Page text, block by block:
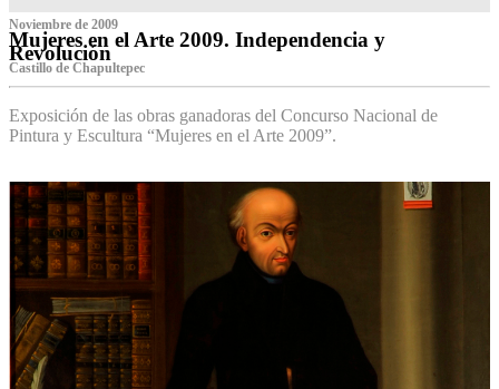
Noviembre de 2009
Mujeres en el Arte 2009. Independencia y
Revolución
Castillo de Chapultepec
Exposición de las obras ganadoras del Concurso Nacional de
Pintura y Escultura “Mujeres en el Arte 2009”.